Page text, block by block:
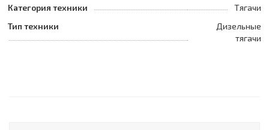
Категория техники
Тягачи
Тип техники
Дизельные
тягачи